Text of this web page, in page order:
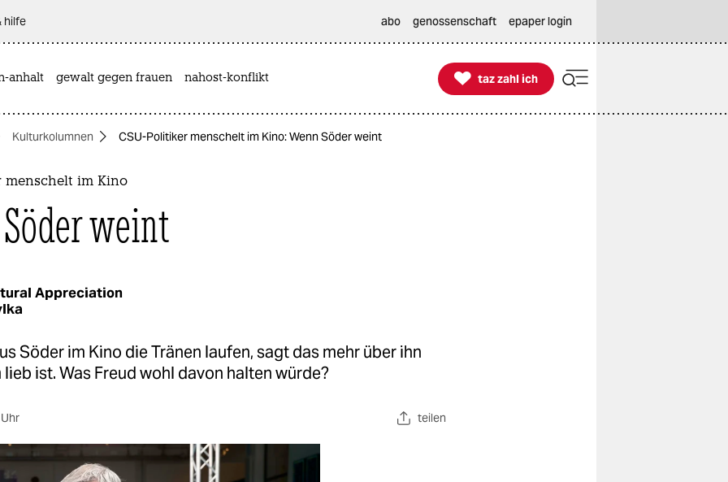
hilfe abo genossenschaft epaper login
anhalt gewalt gegen frauen nahost-konflikt 
taz zahl ich
taz zahl ich
Kulturkolumnen CSU-Politiker menschelt im Kino: Wenn Söder weint
menschelt im Kino
weint
Appreciation
Söder im Kino die Tränen laufen, sagt das mehr über ihn
lieb ist. Was Freud wohl davon halten würde?
teilen